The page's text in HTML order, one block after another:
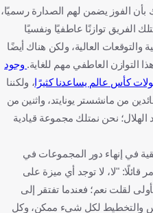
بأن الفوز يضمن لهم الصدارة رسميًا،
الفريق توازنًا عاطفيًا ونفسيًا
والتوقعات العالية، ولكن هناك أيضًا
التوازن العاطفي مهم للغاية. وجود
كأس عالم يساعدنا كثيرًا، ولكننا
من مانشستر يونايتد، واثنين من
الهلال؛ نحن نمتلك مجموعة قيادية
في إنهاء دور المجموعات في
قائلًا: "لا، لا توجد أي ميزة على
لقلت نعم؛ فعندما تفتقر إلى
والتخطيط لكل شيء ممكن، وكل